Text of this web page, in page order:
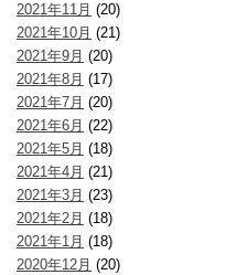
2021年11月 (20)
2021年10月 (21)
2021年9月 (20)
2021年8月 (17)
2021年7月 (20)
2021年6月 (22)
2021年5月 (18)
2021年4月 (21)
2021年3月 (23)
2021年2月 (18)
2021年1月 (18)
2020年12月 (20)